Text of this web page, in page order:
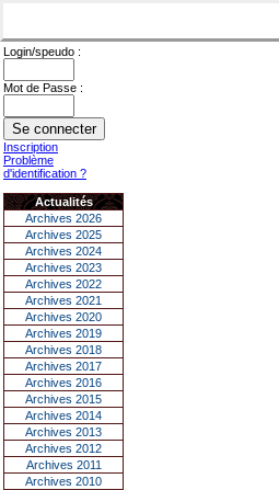
Login/speudo :
Mot de Passe :
Inscription
Problème
d'identification ?
Actualités
Archives 2026
Archives 2025
Archives 2024
Archives 2023
Archives 2022
Archives 2021
Archives 2020
Archives 2019
Archives 2018
Archives 2017
Archives 2016
Archives 2015
Archives 2014
Archives 2013
Archives 2012
Archives 2011
Archives 2010